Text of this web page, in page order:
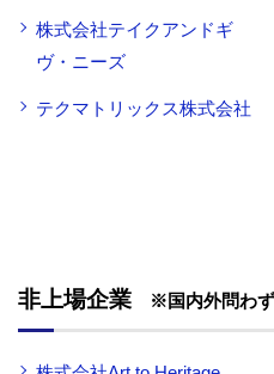
株式会社テイクアンドギ
ヴ・ニーズ
テクマトリックス株式会社
非上場企業 ※国内外問わず